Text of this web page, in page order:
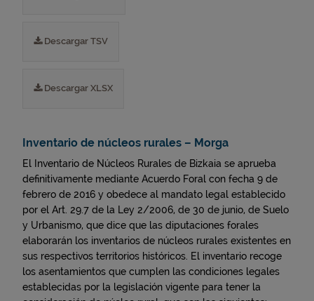
Descargar TSV
Descargar XLSX
Inventario de núcleos rurales – Morga
El Inventario de Núcleos Rurales de Bizkaia se aprueba
definitivamente mediante Acuerdo Foral con fecha 9 de
febrero de 2016 y obedece al mandato legal establecido
por el Art. 29.7 de la Ley 2/2006, de 30 de junio, de Suelo
y Urbanismo, que dice que las diputaciones forales
elaborarán los inventarios de núcleos rurales existentes en
sus respectivos territorios históricos. El inventario recoge
los asentamientos que cumplen las condiciones legales
establecidas por la legislación vigente para tener la